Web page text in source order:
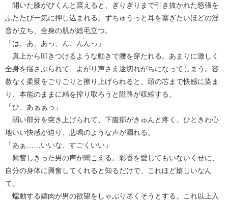
開いた膝がびくんと震えると、ぎりぎりまで引き抜かれた怒張を
ふたたび一気に押し込まれる。ずちゅうっと耳を塞ぎたいほどの淫
音が立ち、全身の肌が総毛立つ。
「は、あ、あっ、ん、んんっ」
真上から叩きつけるような動きで腰を穿たれる。あまりに激しく
全身を揺さぶられて、よがり声さえ途切れがちになってしまう。容
赦なく柔襞をごりごりと擦り上げられると、頭の芯まで快感に染ま
り、本能のままに精を搾り取ろうと隘路が収縮する。
「ひ、あぁぁっ」
弱い部分を突き上げられて、下腹部がきゅんと疼く。ひときわ心
地いい快感が迫り、悲鳴のような声が漏れる。
「あぁ……いいな、すごくいい」
興奮しきった男の声が聞こえる。彩香を愛してもいないくせに、
自分の身体に興奮してくれると知るだけで、これほど嬉しいなん
て。
蠕動する媚肉が男の欲望をしゃぶり尽くそうとする。これ以上入